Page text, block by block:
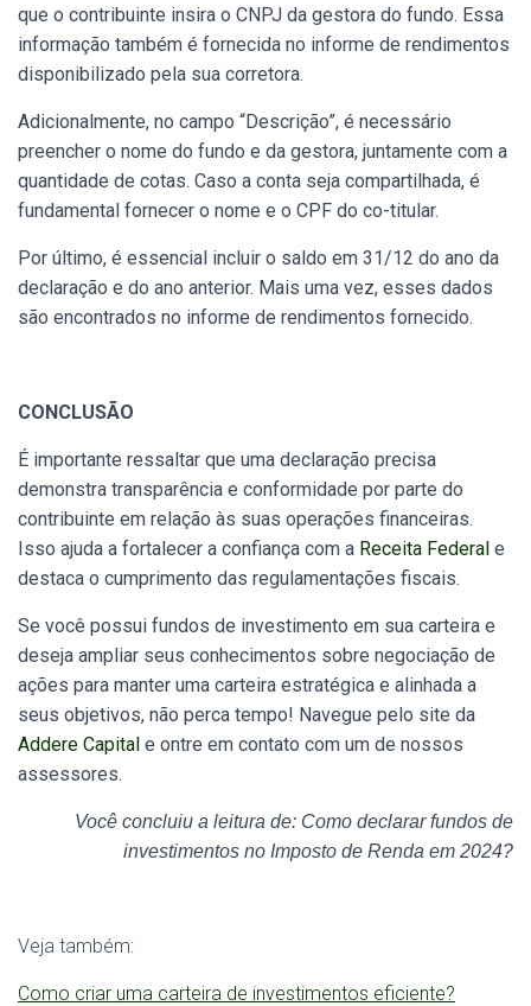
que o contribuinte insira o CNPJ da gestora do fundo. Essa
informação também é fornecida no informe de rendimentos
disponibilizado pela sua corretora.
Adicionalmente, no campo “Descrição”, é necessário
preencher o nome do fundo e da gestora, juntamente com a
quantidade de cotas. Caso a conta seja compartilhada, é
fundamental fornecer o nome e o CPF do co-titular.
Por último, é essencial incluir o saldo em 31/12 do ano da
declaração e do ano anterior. Mais uma vez, esses dados
são encontrados no informe de rendimentos fornecido.
CONCLUSÃO
É importante ressaltar que uma declaração precisa
demonstra transparência e conformidade por parte do
contribuinte em relação às suas operações financeiras.
Isso ajuda a fortalecer a confiança com a Receita Federal e
destaca o cumprimento das regulamentações fiscais.
Se você possui fundos de investimento em sua carteira e
deseja ampliar seus conhecimentos sobre negociação de
ações para manter uma carteira estratégica e alinhada a
seus objetivos, não perca tempo! Navegue pelo site da
Addere Capital e ontre em contato com um de nossos
assessores.
Você concluiu a leitura de: Como declarar fundos de
investimentos no Imposto de Renda em 2024?
Veja também:
Como criar uma carteira de investimentos eficiente?